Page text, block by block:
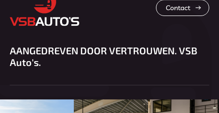
AANGEDREVEN DOOR VERTROUWEN. VSB
Auto's.
Contact